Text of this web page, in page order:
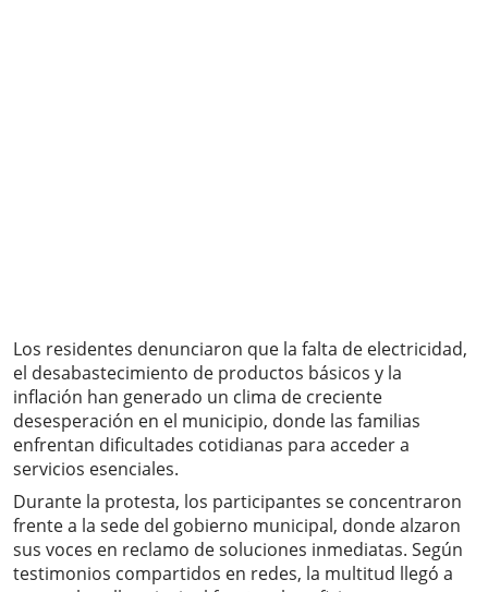
Los residentes denunciaron que la falta de electricidad,
el desabastecimiento de productos básicos y la
inflación han generado un clima de creciente
desesperación en el municipio, donde las familias
enfrentan dificultades cotidianas para acceder a
servicios esenciales.
Durante la protesta, los participantes se concentraron
frente a la sede del gobierno municipal, donde alzaron
sus voces en reclamo de soluciones inmediatas. Según
testimonios compartidos en redes, la multitud llegó a